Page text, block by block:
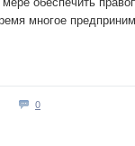
многое
0